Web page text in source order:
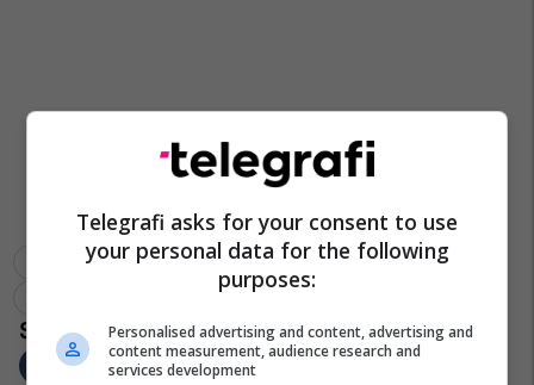
Donald Trump Cnn
Gazetarët
Telegrafi asks for your consent to use
your personal data for the following
purposes:
Personalised advertising and content, advertising and
content measurement, audience research and
services development